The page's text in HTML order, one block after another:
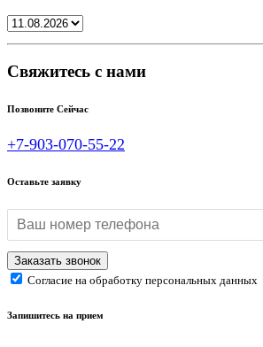
Свяжитесь с нами
Позвоните Сейчас
+7-903-070-55-22
Оставьте заявку
Согласие на обработку персональных данных
Запишитесь на прием